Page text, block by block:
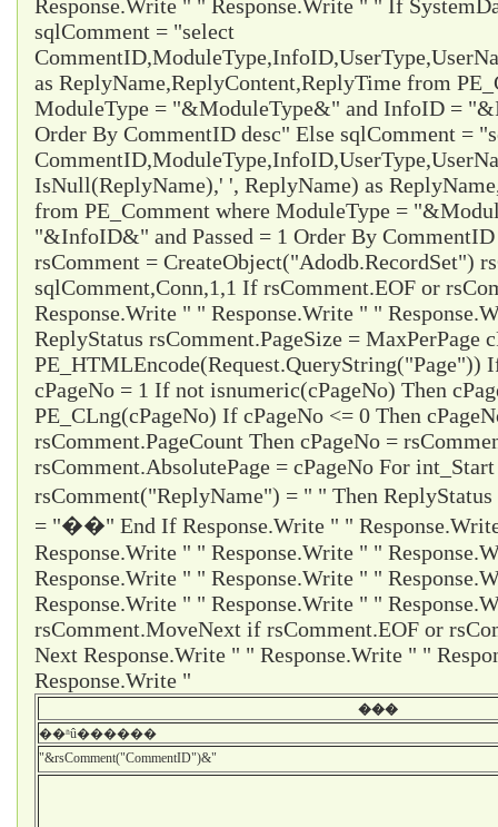
Response.Write " " Response.Write " " If
sqlComment = "select
as ReplyName,ReplyContent,ReplyTime from
ModuleType = "&ModuleType&" and InfoID =
Order By CommentID desc" Else sqlComment =
IsNull(ReplyName),' ', ReplyName) as
from PE_Comment where ModuleType =
"&InfoID&" and Passed = 1 Order By
rsComment = CreateObject("Adodb.RecordSet")
sqlComment,Conn,1,1 If rsComment.EOF or
Response.Write " " Response.Write " "
ReplyStatus rsComment.PageSize = MaxPerPage
PE_HTMLEncode(Request.QueryString("Page"))
cPageNo = 1 If not isnumeric(cPageNo) Then
PE_CLng(cPageNo) If cPageNo <= 0 Then
rsComment.PageCount Then cPageNo =
rsComment.AbsolutePage = cPageNo For
rsComment("ReplyName") = " " Then
= "��" End If Response.Write " "
Response.Write " " Response.Write " "
Response.Write " " Response.Write " "
Response.Write " " Response.Write " "
rsComment.MoveNext if rsComment.EOF or
Next Response.Write " " Response.Write " "
Response.Write "
���
��ʱû������
"&rsComment("CommentID")&"